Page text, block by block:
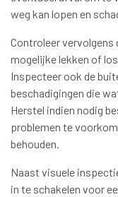
weg kan lopen en
Controleer vervolgens
mogelijke lekken of
Inspecteer ook de
beschadigingen die
Herstel indien nodig
problemen te
behouden.
Naast visuele
in te schakelen voor